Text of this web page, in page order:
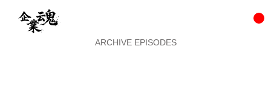
ARCHIVE EPISODES